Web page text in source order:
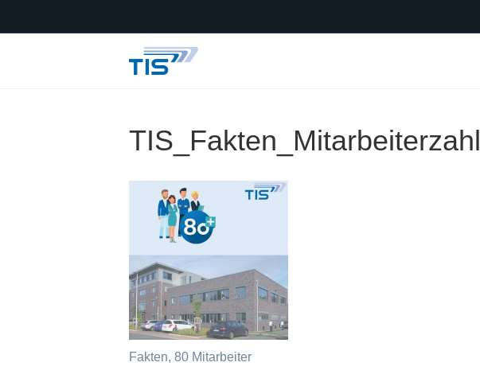
TIS_Fakten_Mitarbeiterzahl
Fakten, 80 Mitarbeiter